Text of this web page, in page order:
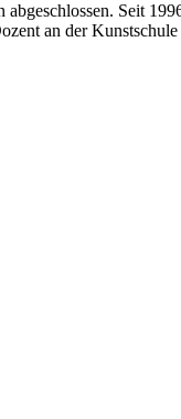
Seit
an der Kunstschule